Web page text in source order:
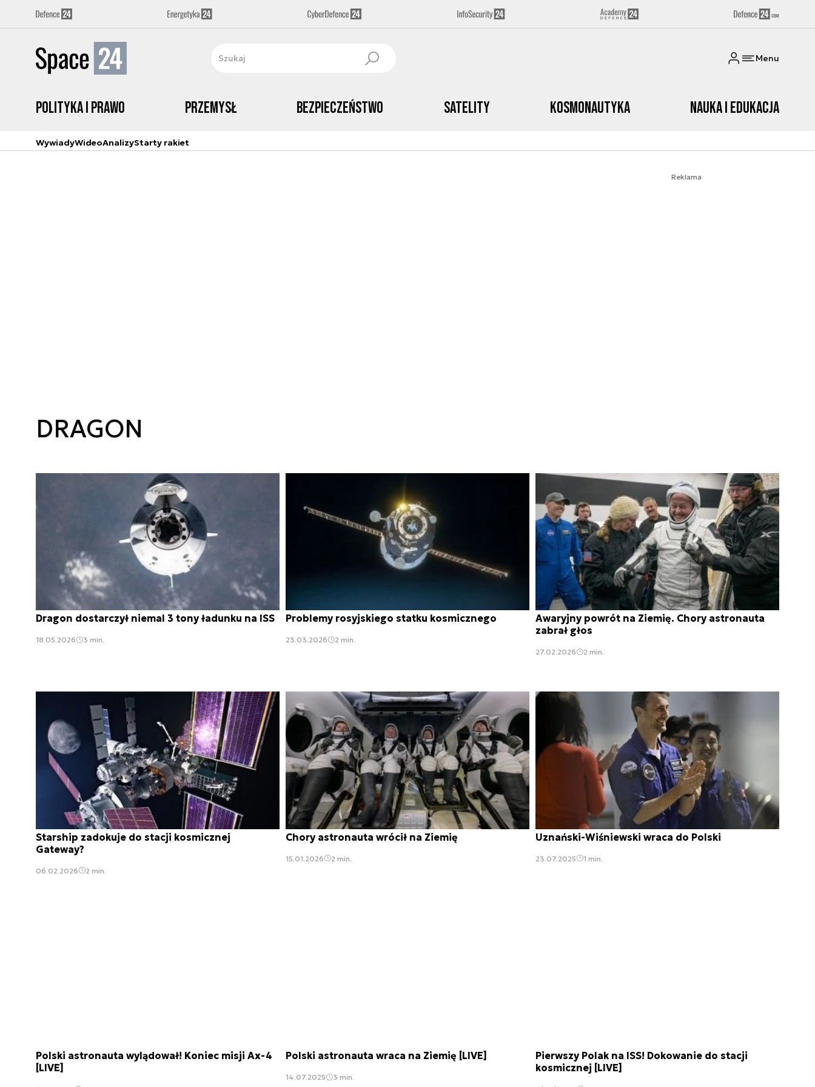
Menu
Polityka i prawo Przemysł Bezpieczeństwo Satelity Kosmonautyka Nauka i edukacja
WywiadyWideoAnalizyStarty rakiet
Reklama
DRAGON
Dragon dostarczył niemal 3 tony ładunku na ISS
18.05.2026 3 min.
Problemy rosyjskiego statku kosmicznego
23.03.2026 2 min.
Awaryjny powrót na Ziemię. Chory astronauta
zabrał głos
27.02.2026 2 min.
Starship zadokuje do stacji kosmicznej
Gateway?
06.02.2026 2 min.
Chory astronauta wrócił na Ziemię
15.01.2026 2 min.
Uznański-Wiśniewski wraca do Polski
23.07.2025 1 min.
Polski astronauta wylądował! Koniec misji Ax-4
[LIVE]
Polski astronauta wraca na Ziemię [LIVE]
14.07.2025 3 min.
Pierwszy Polak na ISS! Dokowanie do stacji
kosmicznej [LIVE]